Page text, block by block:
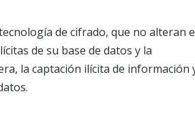
de cifrado, que no alteran
de su base de datos y la
la captación ilícita de información